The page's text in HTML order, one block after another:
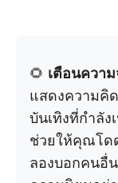
🌻 เตือนความ
แสดงความคิ
บันเทิงที่กำลัง
ช่วยให้คุณโด
ลองบอกคนอื่